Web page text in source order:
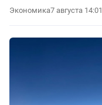
Экономика7 августа 14:01